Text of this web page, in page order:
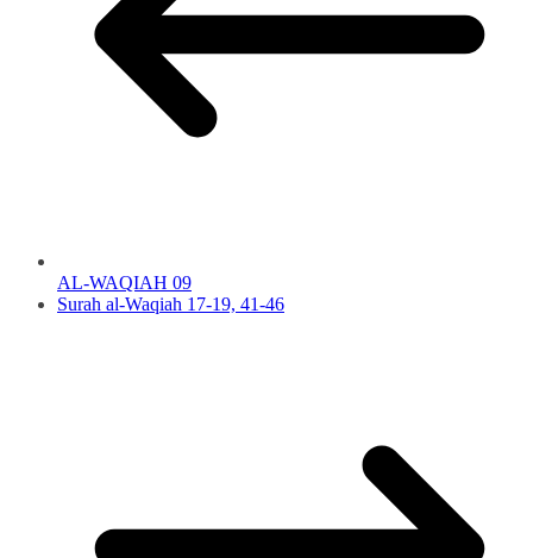
AL-WAQIAH 09
Surah al-Waqiah 17-19, 41-46